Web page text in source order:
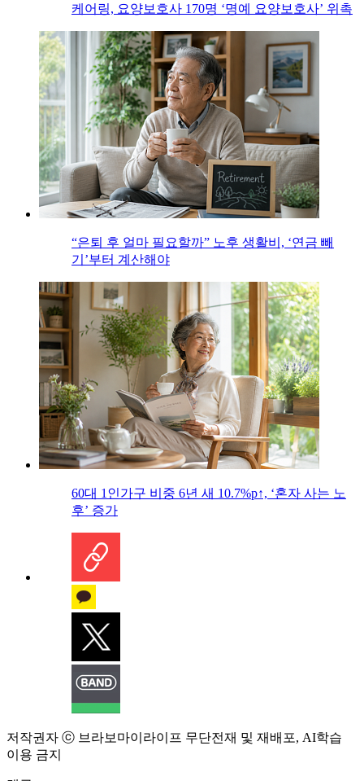
케어링, 요양보호사 170명 ‘명예 요양보호사’ 위촉
“은퇴 후 얼마 필요할까” 노후 생활비, ‘연금 빼
기’부터 계산해야
60대 1인가구 비중 6년 새 10.7%p↑, ‘혼자 사는 노
후’ 증가
저작권자 ⓒ 브라보마이라이프 무단전재 및 재배포, AI학습
이용 금지